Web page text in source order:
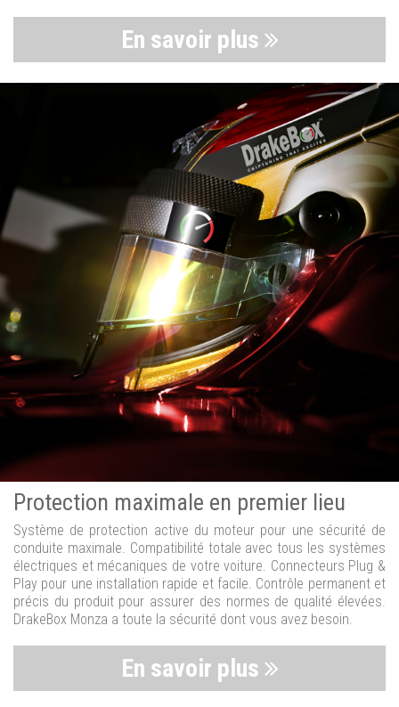
En savoir plus
Protection maximale en premier lieu
Système de protection active du moteur pour une sécurité de
conduite maximale. Compatibilité totale avec tous les systèmes
électriques et mécaniques de votre voiture. Connecteurs Plug &
Play pour une installation rapide et facile. Contrôle permanent et
précis du produit pour assurer des normes de qualité élevées.
DrakeBox Monza a toute la sécurité dont vous avez besoin.
En savoir plus